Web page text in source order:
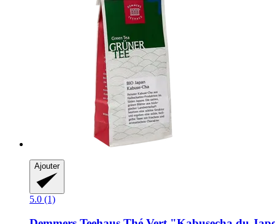
Ajouter
5.0 (1)